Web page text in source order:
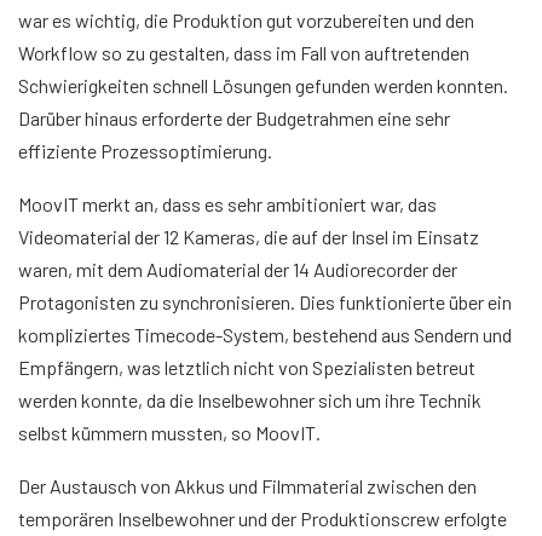
war es wichtig, die Produktion gut vorzubereiten und den
Workflow so zu gestalten, dass im Fall von auftretenden
Schwierigkeiten schnell Lösungen gefunden werden konnten.
Darüber hinaus erforderte der Budgetrahmen eine sehr
effiziente Prozessoptimierung.
MoovIT merkt an, dass es sehr ambitioniert war, das
Videomaterial der 12 Kameras, die auf der Insel im Einsatz
waren, mit dem Audiomaterial der 14 Audiorecorder der
Protagonisten zu synchronisieren. Dies funktionierte über ein
kompliziertes Timecode-System, bestehend aus Sendern und
Empfängern, was letztlich nicht von Spezialisten betreut
werden konnte, da die Inselbewohner sich um ihre Technik
selbst kümmern mussten, so MoovIT.
Der Austausch von Akkus und Filmmaterial zwischen den
temporären Inselbewohner und der Produktionscrew erfolgte